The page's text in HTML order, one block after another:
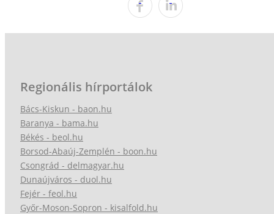
Regionális hírportálok
Bács-Kiskun - baon.hu
Baranya - bama.hu
Békés - beol.hu
Borsod-Abaúj-Zemplén - boon.hu
Csongrád - delmagyar.hu
Dunaújváros - duol.hu
Fejér - feol.hu
Győr-Moson-Sopron - kisalfold.hu